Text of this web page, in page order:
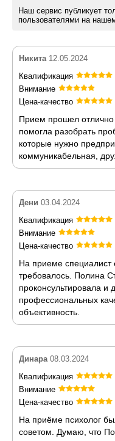
Наш сервис публикует
пользователями на
Никита 12.05.2024
Квалификация
Внимание
Цена-качество
Прием прошел
помогла разобрать
которые нужно
коммуникабельная,
Дени 03.04.2024
Квалификация
Внимание
Цена-качество
На приеме специалист
требовалось. Полина
проконсультировала
профессиональных
объективность.
Динара 08.03.2024
Квалификация
Внимание
Цена-качество
На приёме психолог
советом. Думаю, что